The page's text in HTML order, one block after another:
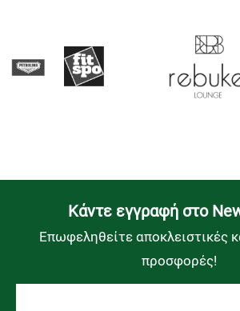
Kάντε εγγραφή στο
Επωφεληθείτε αποκλειστικές
προσφορές!